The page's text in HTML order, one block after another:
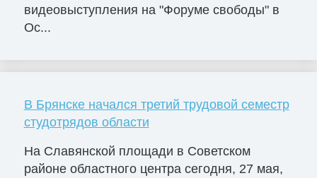
видеовыступления на "Форуме свободы" в
Ос...
В Брянске начался третий трудовой семестр
студотрядов области
На Славянской площади в Советском
районе областного центра сегодня, 27 мая,